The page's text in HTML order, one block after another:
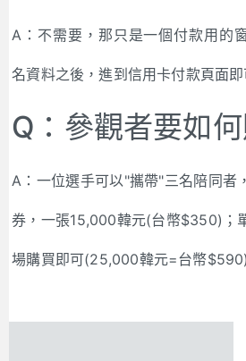
A：不需要，那只是一個付款用的
名資料之後，進到信用卡付款頁面
Q：參觀者要如
A：一位選手可以"攜帶"三名陪同者
券，一張15,000韓元(台幣$350)；
場購買即可(25,000韓元=台幣$590)